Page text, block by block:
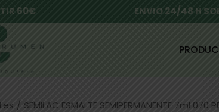
60€ ENVIO 24/48 H
/ SEMILAC ESMALTE SEMIPERMANENTE 7ml 070